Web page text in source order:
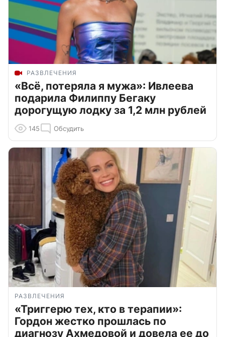
РАЗВЛЕЧЕНИЯ
«Всё, потеряла я мужа»: Ивлеева
подарила Филиппу Бегаку
дорогущую лодку за 1,2 млн рублей
145 Обсудить
РАЗВЛЕЧЕНИЯ
«Триггерю тех, кто в терапии»:
Гордон жестко прошлась по
диагнозу Ахмедовой и довела ее до